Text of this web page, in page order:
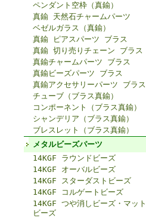
ペンダント空枠（真鍮）
真鍮 天然石チャームパーツ
ベゼルガラス（真鍮）
真鍮 ピアスパーツ ブラス
真鍮 切り売りチェーン ブラス
真鍮チャームパーツ ブラス
真鍮ビーズパーツ ブラス
真鍮アクセサリーパーツ ブラス
チューブ（ブラス真鍮）
コンポーネント（ブラス真鍮）
シャンデリア（ブラス真鍮）
ブレスレット（ブラス真鍮）
メタルビーズパーツ
14KGF ラウンドビーズ
14KGF オーバルビーズ
14KGF スターダストビーズ
14KGF コルゲートビーズ
14KGF つや消しビーズ・マット
ビーズ